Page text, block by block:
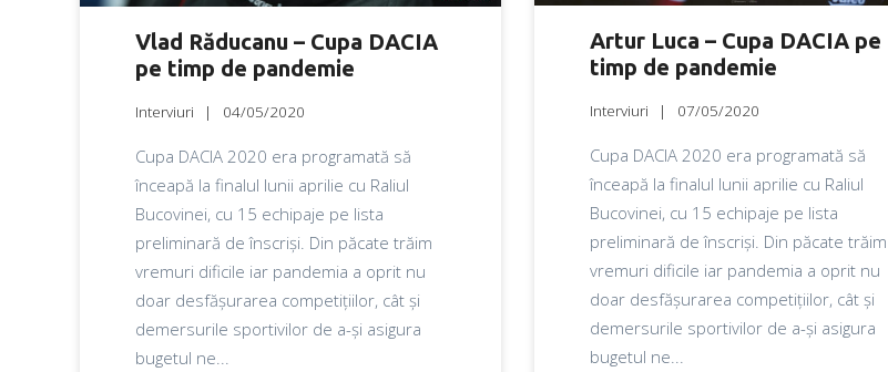
Artur Luca – Cupa DACIA pe
timp de pandemie
Interviuri 07/05/2020
Cupa DACIA 2020 era programată să
înceapă la finalul lunii aprilie cu Raliul
Bucovinei, cu 15 echipaje pe lista
preliminară de înscriși. Din păcate trăim
vremuri dificile iar pandemia a oprit nu
doar desfășurarea competițiilor, cât și
demersurile sportivilor de a-și asigura
bugetul ne...
Vlad Răducanu – Cupa DACIA
pe timp de pandemie
Interviuri 04/05/2020
Cupa DACIA 2020 era programată să
înceapă la finalul lunii aprilie cu Raliul
Bucovinei, cu 15 echipaje pe lista
preliminară de înscriși. Din păcate trăim
vremuri dificile iar pandemia a oprit nu
doar desfășurarea competițiilor, cât și
demersurile sportivilor de a-și asigura
bugetul ne...